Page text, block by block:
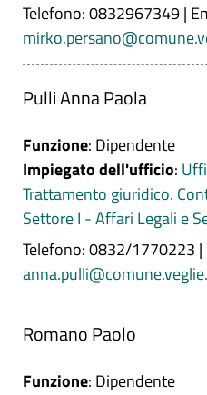
Telefono: 0832967349|
Pulli Anna Paola
Funzione: Dipendente
Impiegato dell'ufficio:
Trattamento giuridico.
Settore I - Affari Legali e
Telefono: 0832/1770223 |
Romano Paolo
Funzione: Dipendente